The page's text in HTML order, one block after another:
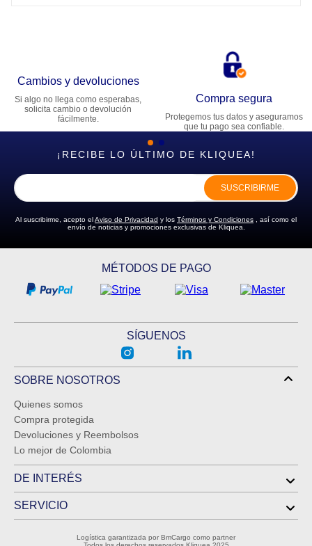
Cambios y devoluciones
Si algo no llega como esperabas,
solicita cambio o devolución
fácilmente.
Compra segura
Protegemos tus datos y aseguramos
que tu pago sea confiable.
¡RECIBE LO ÚLTIMO DE KLIQUEA!
SUSCRIBIRME
Al suscribirme, acepto elAviso de Privacidad y los Términos y Condiciones , así como el
envío de noticias y promociones exclusivas de Kliquea.
MÉTODOS DE PAGO
SÍGUENOS
SOBRE NOSOTROS
Quienes somos
Compra protegida
Devoluciones y Reembolsos
Lo mejor de Colombia
DE INTERÉS
SERVICIO
Logística garantizada por BmCargo como partner